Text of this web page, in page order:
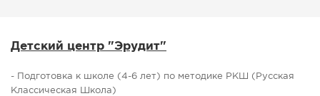
Детский центр "Эрудит"
- Подготовка к школе (4-6 лет) по методике РКШ (Русская
Классическая Школа)